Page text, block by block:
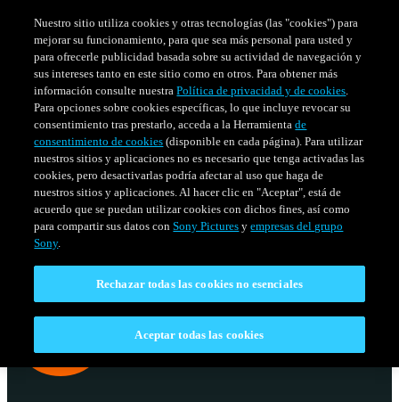
SERIESHORARIO
Venezuela
Nuestro sitio utiliza cookies y otras tecnologías (las "cookies") para
mejorar su funcionamiento, para que sea más personal para usted y
para ofrecerle publicidad basada sobre su actividad de navegación y
sus intereses tanto en este sitio como en otros. Para obtener más
información consulte nuestraPolítica de privacidad y de cookies.
Para opciones sobre cookies específicas, lo que incluye revocar su
consentimiento tras prestarlo, acceda a la Herramientade
consentimiento de cookies (disponible en cada página). Para utilizar
nuestros sitios y aplicaciones no es necesario que tenga activadas las
cookies, pero desactivarlas podría afectar al uso que haga de
nuestros sitios y aplicaciones. Al hacer clic en "Aceptar", está de
acuerdo que se puedan utilizar cookies con dichos fines, así como
para compartir sus datos conSony Pictures yempresas del grupo
Sony.
Rechazar todas las cookies no esenciales
Aceptar todas las cookies